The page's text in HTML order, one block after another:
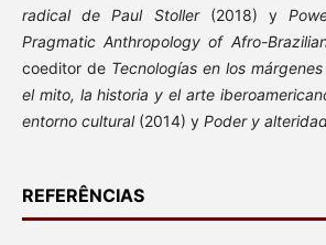
radical de Paul Stoller (2018) y
Pragmatic Anthropology of Afro-
coeditor de Tecnologías en los márgenes
el mito, la historia y el arte
entorno cultural (2014) y Poder y
REFERÊNCIAS